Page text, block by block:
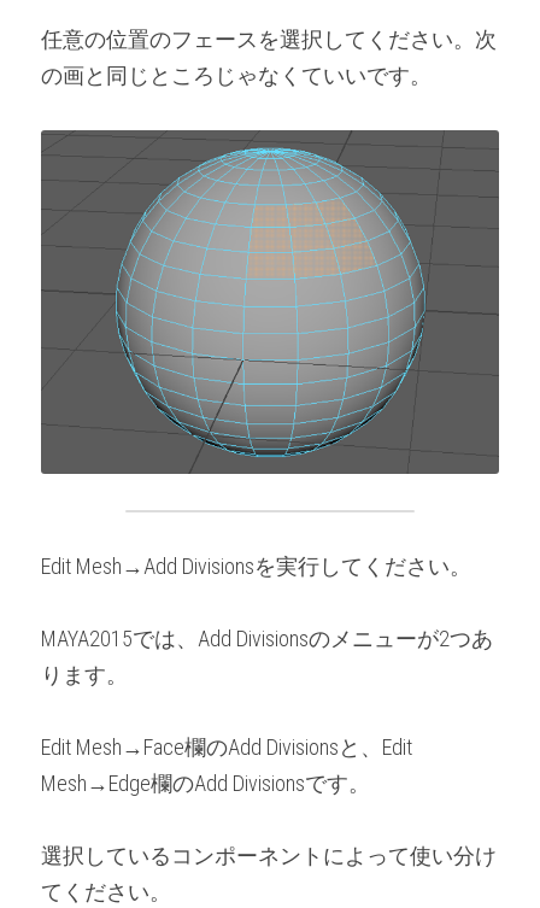
任意の位置のフェースを選択してください。次
の画と同じところじゃなくていいです。
Edit Mesh→Add Divisionsを実行してください。
MAYA2015では、Add Divisionsのメニューが2つあ
ります。
Edit Mesh→Face欄のAdd Divisionsと、Edit
Mesh→Edge欄のAdd Divisionsです。
選択しているコンポーネントによって使い分け
てください。